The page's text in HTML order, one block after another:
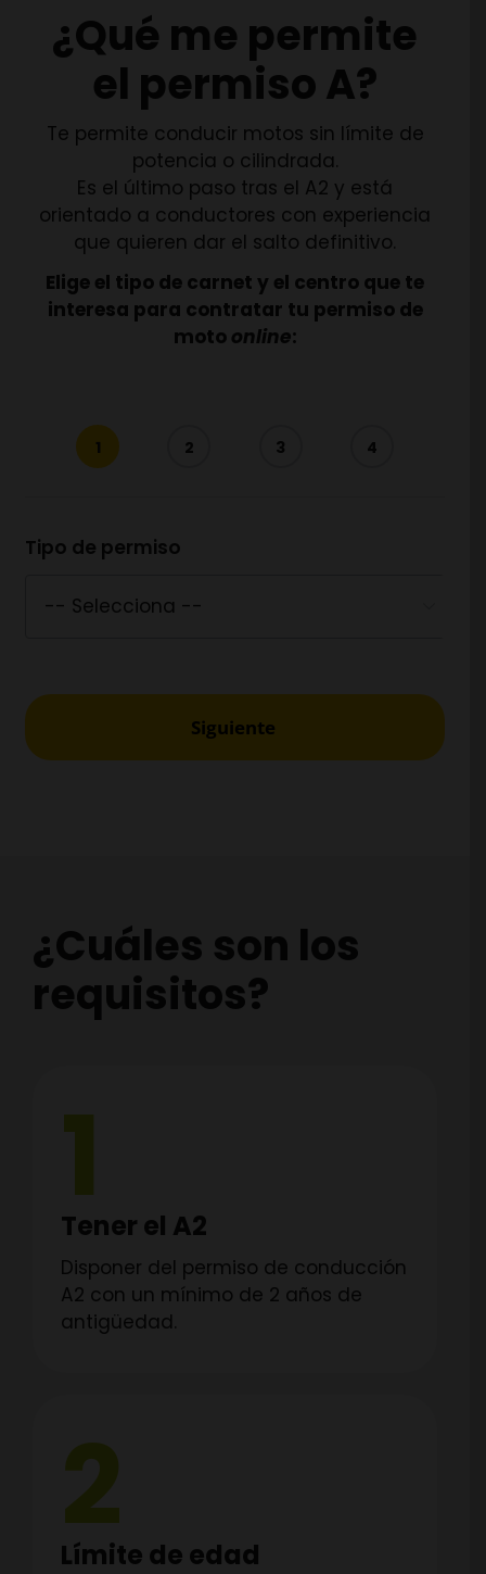
¿Qué me permite
el permiso A?
Te permite conducir motos sin límite de
potencia o cilindrada.
Es el último paso tras el A2 y está
orientado a conductores con experiencia
que quieren dar el salto definitivo.
Elige el tipo de carnet y el centro que te
interesa para contratar tu permiso de
moto online:
1 2 3 4
Tipo de permiso
¿Cuáles son los
requisitos?
1
Tener el A2
Disponer del permiso de conducción
A2 con un mínimo de 2 años de
antigüedad.
2
Límite de edad